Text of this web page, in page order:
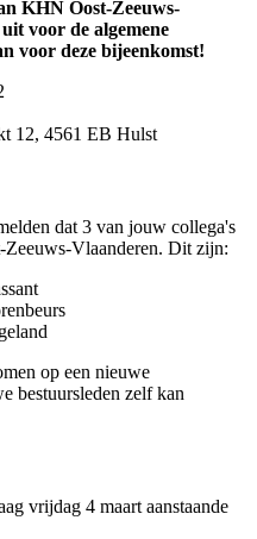
KHN Oost-Zeeuws-
voor de algemene
voor deze bijeenkomst!
12, 4561 EB Hulst
dat 3 van jouw collega's
Vlaanderen. Dit zijn:
op een nieuwe
bestuursleden zelf kan
vrijdag 4 maart aanstaande